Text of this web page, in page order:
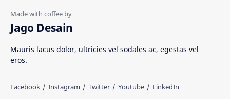
Rumah Adat
Tarian Tradisional
Web freelancer Wisata Indonesia
Jago Desain
Mauris lacus dolor, ultricies vel sodales ac, egestas vel
eros.